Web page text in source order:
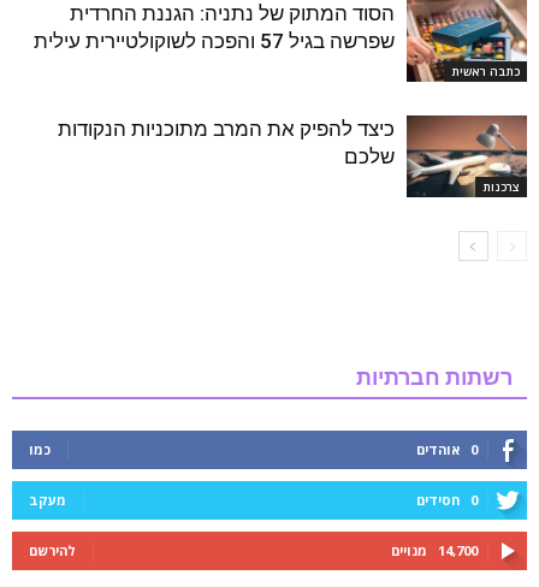
כתבה ראשית
הסוד המתוק של נתניה: הגננת החרדית
שפרשה בגיל 57 והפכה לשוקולטיירית עילית
צרכנות
כיצד להפיק את המרב מתוכניות הנקודות
שלכם
רשתות חברתיות
0 אוהדים כמו
0 חסידים מעקב
14,700 מנויים להירשם